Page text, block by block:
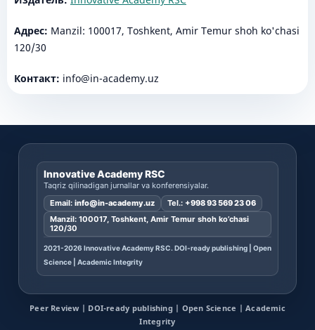
Адрес: Manzil: 100017, Toshkent, Amir Temur shoh ko'chasi
120/30
Контакт: info@in-academy.uz
Innovative Academy RSC
Taqriz qilinadigan jurnallar va konferensiyalar.
Email: info@in-academy.uz Tel.: +998 93 569 23 06
Manzil: 100017, Toshkent, Amir Temur shoh ko’chasi
120/30
2021-2026 Innovative Academy RSC. DOI-ready publishing | Open
Science | Academic Integrity